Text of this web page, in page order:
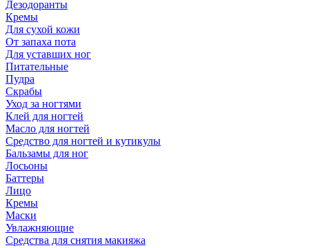
Дезодоранты
Кремы
Для сухой кожи
От запаха пота
Для уставших ног
Питательные
Пудра
Скрабы
Уход за ногтями
Клей для ногтей
Масло для ногтей
Средство для ногтей и кутикулы
Бальзамы для ног
Лосьоны
Баттеры
Лицо
Кремы
Маски
Увлажняющие
Средства для снятия макияжа